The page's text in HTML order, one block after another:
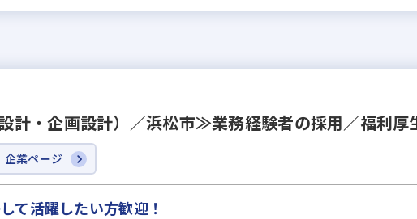
・企画設計）／浜松市≫業務経験者の採用／福利
企業ページ
て活躍したい方歓迎！